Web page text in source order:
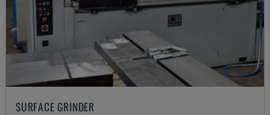
SURFACE GRINDER